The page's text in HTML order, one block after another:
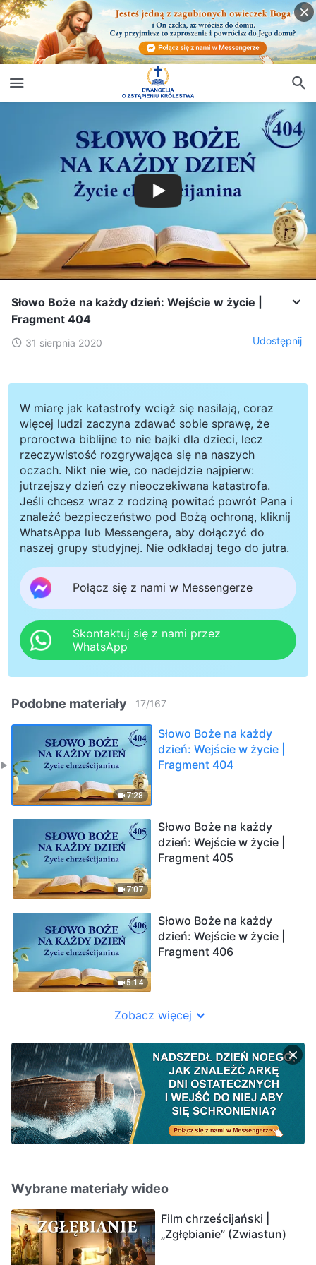
Słowo Boże na każdy dzień: Wejście w życie |
Fragment 404
31 sierpnia 2020 Udostępnij
W miarę jak katastrofy wciąż się nasilają, coraz
więcej ludzi zaczyna zdawać sobie sprawę, że
proroctwa biblijne to nie bajki dla dzieci, lecz
rzeczywistość rozgrywająca się na naszych
oczach. Nikt nie wie, co nadejdzie najpierw:
jutrzejszy dzień czy nieoczekiwana katastrofa.
Jeśli chcesz wraz z rodziną powitać powrót Pana i
znaleźć bezpieczeństwo pod Bożą ochroną, kliknij
WhatsAppa lub Messengera, aby dołączyć do
naszej grupy studyjnej. Nie odkładaj tego do jutra.
Połącz się z nami w Messengerze
Skontaktuj się z nami przez
WhatsApp
Podobne materiały 17/167
7:28
Słowo Boże na każdy
dzień: Wejście w życie |
Fragment 404
7:07
Słowo Boże na każdy
dzień: Wejście w życie |
Fragment 405
5:14
Słowo Boże na każdy
dzień: Wejście w życie |
Fragment 406
Zobacz więcej
Wybrane materiały wideo
Film chrześcijański |
„Zgłębianie” (Zwiastun)